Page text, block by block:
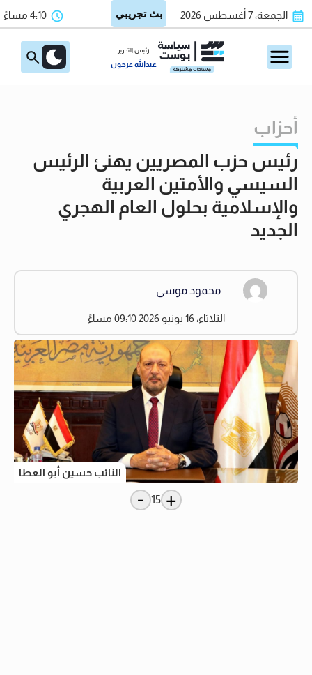
الجمعة، 7 أغسطس 2026 4:10 مساءً
رئيس التحرير
عبدالله عرجون
أحزاب
رئيس حزب المصريين يهنئ الرئيس
السيسي والأمتين العربية
والإسلامية بحلول العام الهجري
الجديد
محمود موسى
الثلاثاء، 16 يونيو 2026 09:10 مساءً
النائب حسين أبو العطا
+
15
-